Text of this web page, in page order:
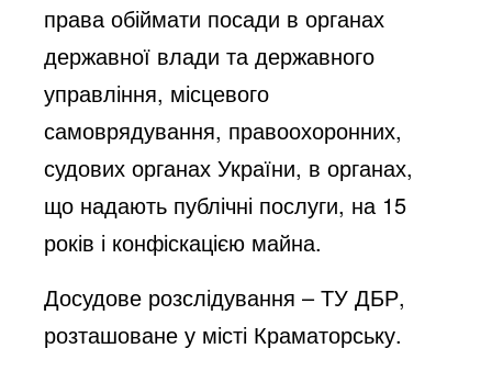
права обіймати посади в органах
державної влади та державного
управління, місцевого
самоврядування, правоохоронних,
судових органах України, в органах,
що надають публічні послуги, на 15
років і конфіскацією майна.
Досудове розслідування – ТУ ДБР,
розташоване у місті Краматорську.